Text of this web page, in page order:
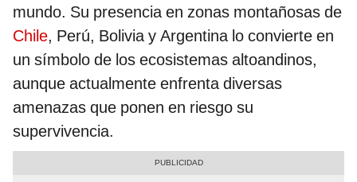
mundo. Su presencia en zonas montañosas de
Chile, Perú, Bolivia y Argentina lo convierte en
un símbolo de los ecosistemas altoandinos,
aunque actualmente enfrenta diversas
amenazas que ponen en riesgo su
supervivencia.